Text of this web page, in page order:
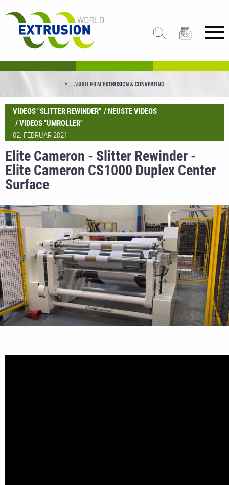
VIDEOS "SLITTER REWINDER"
NEUSTE VIDEOS
VIDEOS "UMROLLER"
02. FEBRUAR 2021
Elite Cameron - Slitter Rewinder -
Elite Cameron CS1000 Duplex Center
Surface